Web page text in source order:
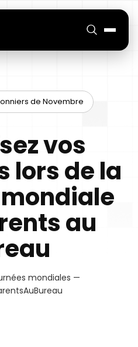
de Novembre
vos
lors de la
au
mondiales —